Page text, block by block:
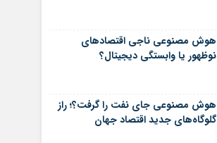
هوش مصنوعی ناجی اقتصادهای
نوظهور یا وابستگی دیجیتال؟
هوش مصنوعی جای نفت را گرفت؟؛ راز
گلوگاه‌های جدید اقتصاد جهان